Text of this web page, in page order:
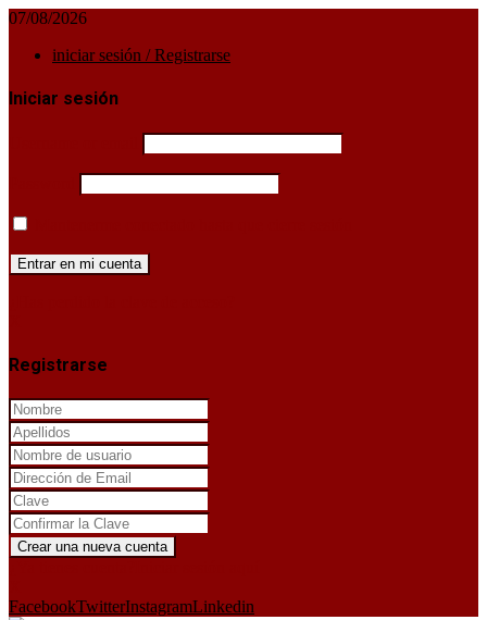
07/08/2026
iniciar sesión / Registrarse
Iniciar sesión
Registrarse
FacebookTwitterInstagramLinkedin